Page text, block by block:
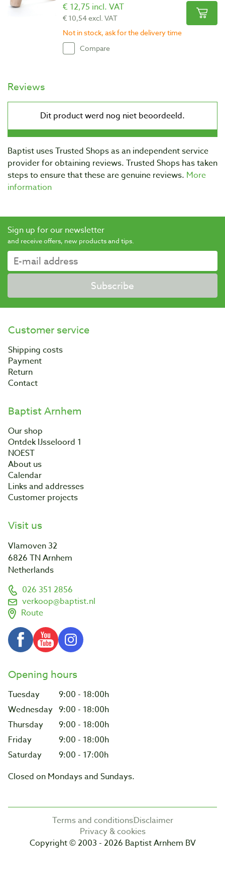
€ 12,75 incl. VAT
€ 10,54 excl. VAT
Not in stock, ask for the delivery time
Compare
Reviews
Baptist uses Trusted Shops as an independent service
provider for obtaining reviews. Trusted Shops has taken
steps to ensure that these are genuine reviews. More
information
Sign up for our newsletter
and receive offers, new products and tips.
Subscribe
Customer service
Shipping costs
Payment
Return
Contact
Baptist Arnhem
Our shop
Ontdek IJsseloord 1
NOEST
About us
Calendar
Links and addresses
Customer projects
Visit us
Vlamoven 32
6826 TN Arnhem
Netherlands
026 351 2856
verkoop@baptist.nl
Route
Opening hours
Tuesday
9:00 - 18:00h
Wednesday 9:00 - 18:00h
Thursday
9:00 - 18:00h
Friday
9:00 - 18:00h
Saturday
9:00 - 17:00h
Closed on Mondays and Sundays.
Terms and conditionsDisclaimer
Privacy & cookies
Copyright © 2003 - 2026 Baptist Arnhem BV